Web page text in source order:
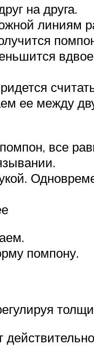
на друга.
линиям
ее между
все
помпону.